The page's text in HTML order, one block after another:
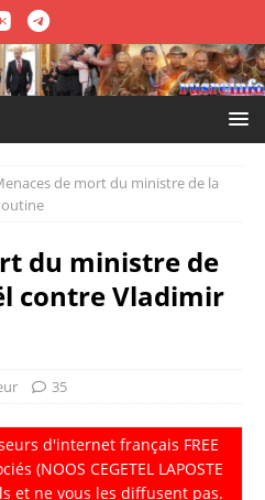
de mort du ministre de la
du ministre de
contre Vladimir
35
d'internet français FREE
(NOOS CEGETEL LAPOSTE
et ne vous les diffusent pas.